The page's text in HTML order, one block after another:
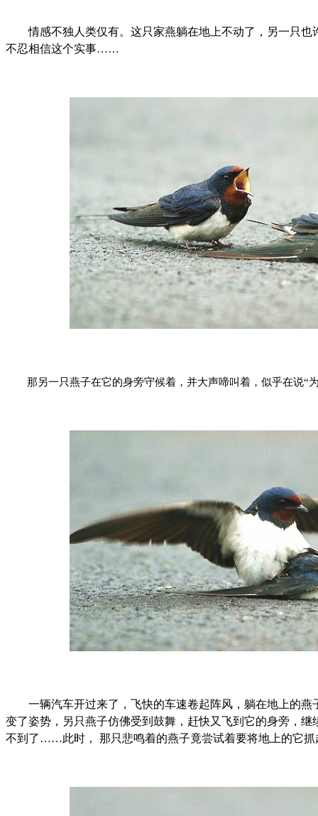
情感不独人类仅有。这只家燕躺在地上不动了，另一只也
不忍相信这个实事……
那另一只燕子在它的身旁守候着，并大声啼叫着，似乎在说“
一辆汽车开过来了，飞快的车速卷起阵风，躺在地上的燕
变了姿势，另只燕子仿佛受到鼓舞，赶快又飞到它的身旁，
不到了……此时， 那只悲鸣着的燕子竟尝试着要将地上的它